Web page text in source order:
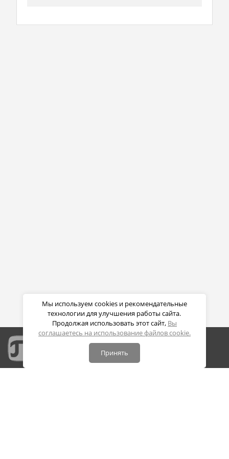
Мы используем cookies и рекомендательные
технологии для улучшения работы сайта.
Продолжая использовать этот сайт, Вы
соглашаетесь на использование файлов cookie.
Принять